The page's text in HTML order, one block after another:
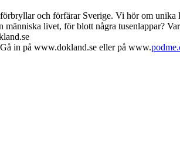
och förfärar Sverige. Vi hör om unika
livet, för blott några tusenlappar?
in på www.dokland.se eller på www.